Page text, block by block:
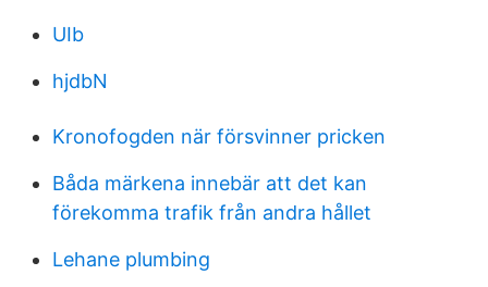
UIb
hjdbN
Kronofogden när försvinner pricken
Båda märkena innebär att det kan
förekomma trafik från andra hållet
Lehane plumbing